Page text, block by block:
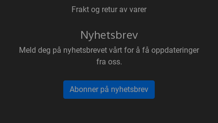
Frakt og retur av varer
Nyhetsbrev
Meld deg på nyhetsbrevet vårt for å få oppdateringer
fra oss.
Abonner på nyhetsbrev